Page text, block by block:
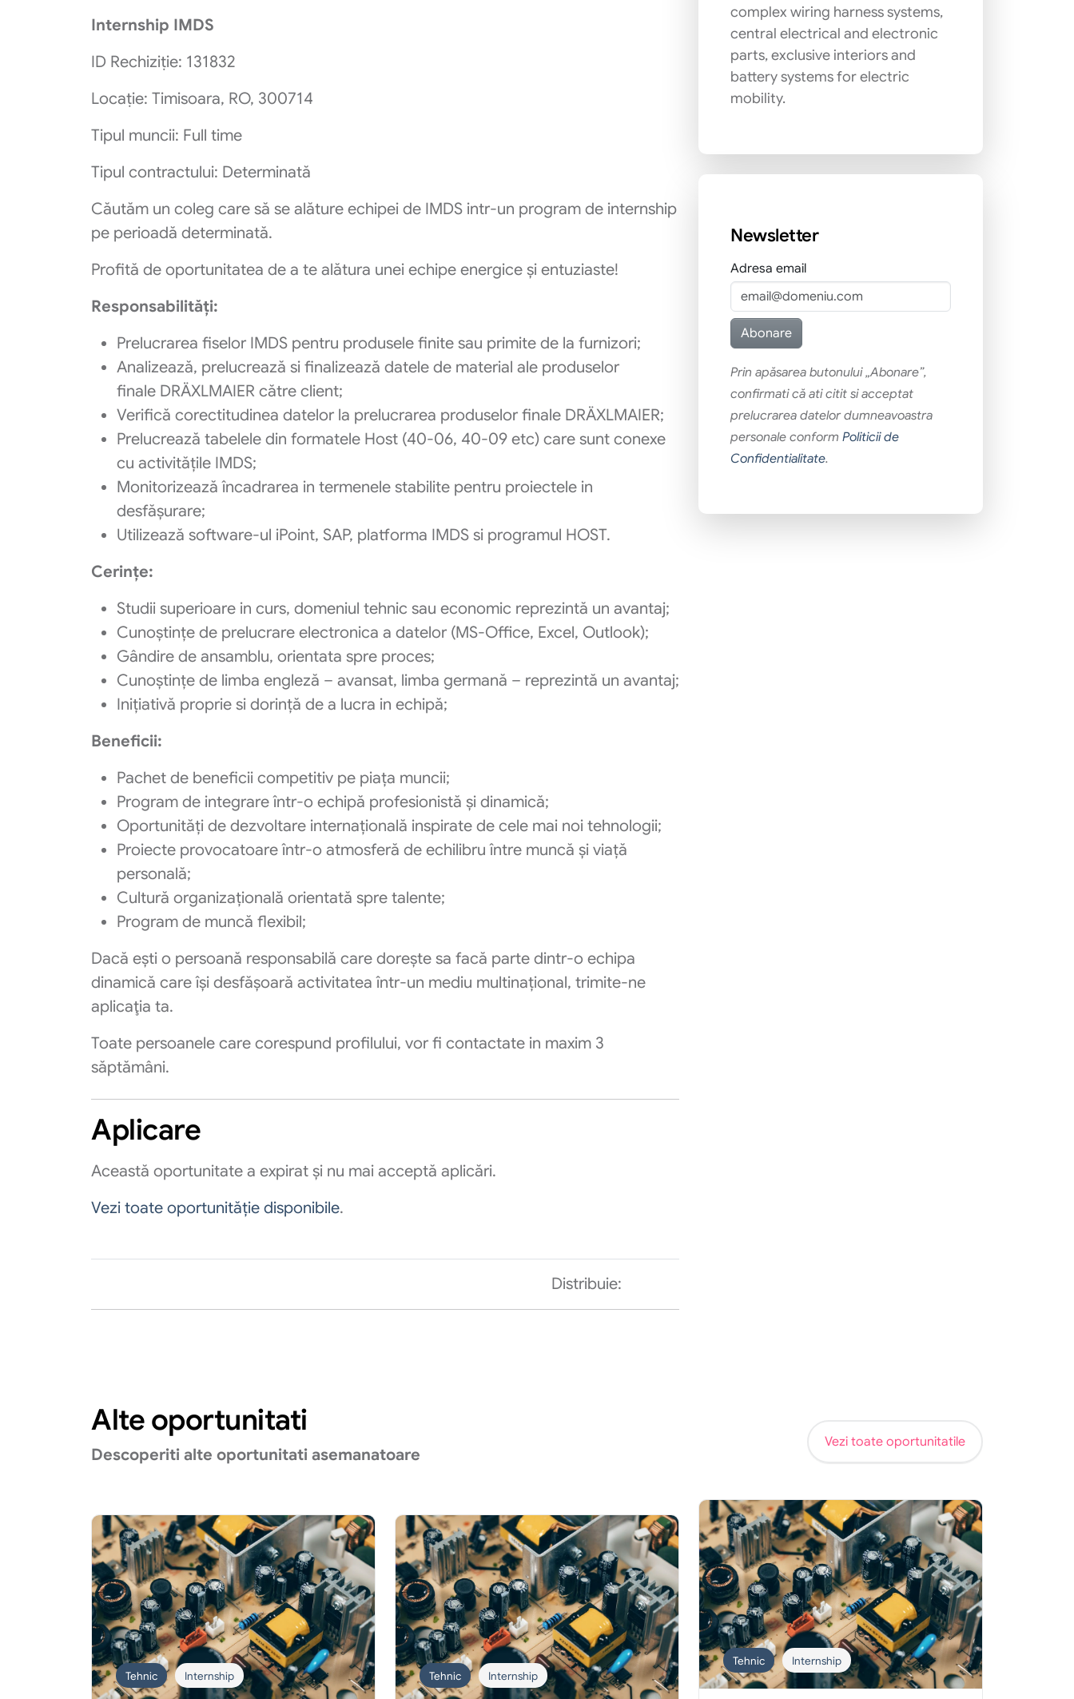
Internship IMDS
ID Rechiziṭie: 131832
Locaṭie: Timisoara, RO, 300714
Tipul muncii: Full time
Tipul contractului: Determinată
Căutăm un coleg care să se alăture echipei de IMDS intr-un program de internship
pe perioadă determinată.
Profită de oportunitatea de a te alătura unei echipe energice și entuziaste!
Responsabilități:
Prelucrarea fiselor IMDS pentru produsele finite sau primite de la furnizori;
Analizează, prelucrează si finalizează datele de material ale produselor
finale DRÄXLMAIER către client;
Verifică corectitudinea datelor la prelucrarea produselor finale DRÄXLMAIER;
Prelucrează tabelele din formatele Host (40-06, 40-09 etc) care sunt conexe
cu activitățile IMDS;
Monitorizează încadrarea in termenele stabilite pentru proiectele in
desfășurare;
Utilizează software-ul iPoint, SAP, platforma IMDS si programul HOST.
Cerințe:
Studii superioare in curs, domeniul tehnic sau economic reprezintă un avantaj;
Cunoștințe de prelucrare electronica a datelor (MS-Office, Excel, Outlook);
Gândire de ansamblu, orientata spre proces;
Cunoștințe de limba engleză – avansat, limba germană – reprezintă un avantaj;
Inițiativă proprie si dorință de a lucra in echipă;
Beneficii:
Pachet de beneficii competitiv pe piața muncii;
Program de integrare într-o echipă profesionistă și dinamică;
Oportunități de dezvoltare internațională inspirate de cele mai noi tehnologii;
Proiecte provocatoare într-o atmosferă de echilibru între muncă și viață
personală;
Cultură organizațională orientată spre talente;
Program de muncă flexibil;
Dacă ești o persoană responsabilă care dorește sa facă parte dintr-o echipa
dinamică care își desfășoară activitatea într-un mediu multinațional, trimite-ne
aplicaţia ta.
Toate persoanele care corespund profilului, vor fi contactate in maxim 3
săptămâni.
Aplicare
Această oportunitate a expirat și nu mai acceptă aplicări.
Vezi toate oportunităție disponibile.
Distribuie:
complex wiring harness systems,
central electrical and electronic
parts, exclusive interiors and
battery systems for electric
mobility.
Newsletter
Adresa email
Prin apăsarea butonului „Abonare”,
confirmati că ati citit si acceptat
prelucrarea datelor dumneavoastra
personale conform Politicii de
Confidentialitate.
Alte oportunitati
Descoperiti alte oportunitati asemanatoare
Vezi toate oportunitatile
Tehnic Internship Tehnic Internship
Tehnic Internship